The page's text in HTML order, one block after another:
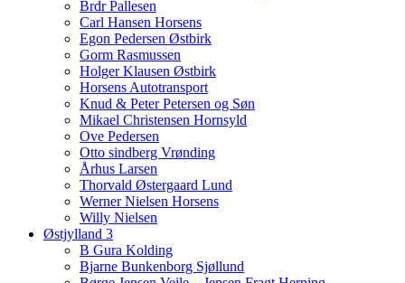
Brdr Pallesen
Carl Hansen Horsens
Egon Pedersen Østbirk
Gorm Rasmussen
Holger Klausen Østbirk
Horsens Autotransport
Knud & Peter Petersen og Søn
Mikael Christensen Hornsyld
Ove Pedersen
Otto sindberg Vrønding
Århus Larsen
Thorvald Østergaard Lund
Werner Nielsen Horsens
Willy Nielsen
Østjylland 3
B Gura Kolding
Bjarne Bunkenborg Sjøllund